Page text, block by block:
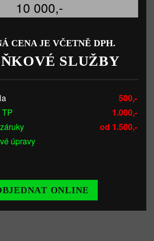
10 000,-
CENA JE VČETNĚ DPH.
SLUŽBY
500,-
1.000,-
od 1.500,-
úpravy
ONLINE